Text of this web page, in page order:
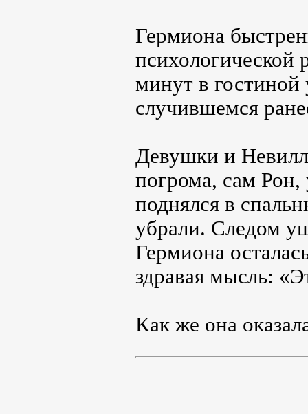
Гермиона
психологической
минут в
случившемся
Девушки и
погрома, сам
поднялся в
убрали. Следом
Гермиона
здравая мысль:
Как же она